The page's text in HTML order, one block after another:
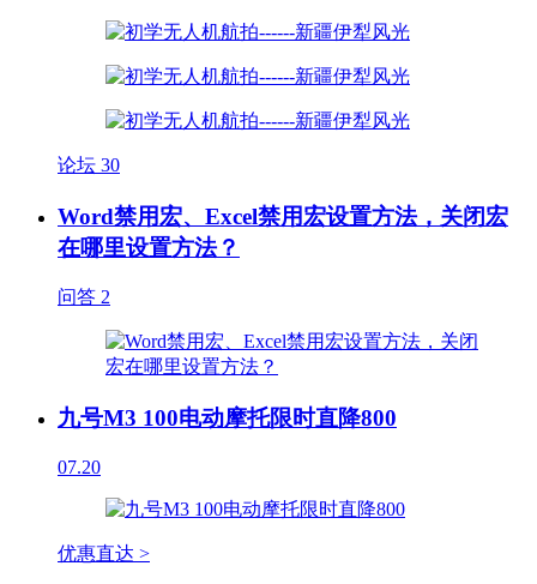
论坛 30
Word禁用宏、Excel禁用宏设置方法，关闭宏
在哪里设置方法？
问答 2
九号M3 100电动摩托限时直降800
07.20
优惠直达 >